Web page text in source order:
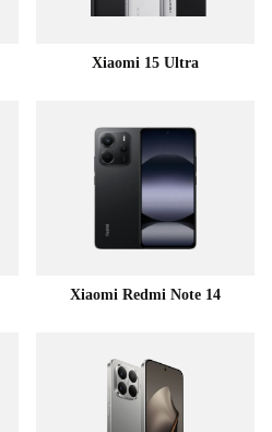
Xiaomi 15 Ultra
Xiaomi Redmi Note 14